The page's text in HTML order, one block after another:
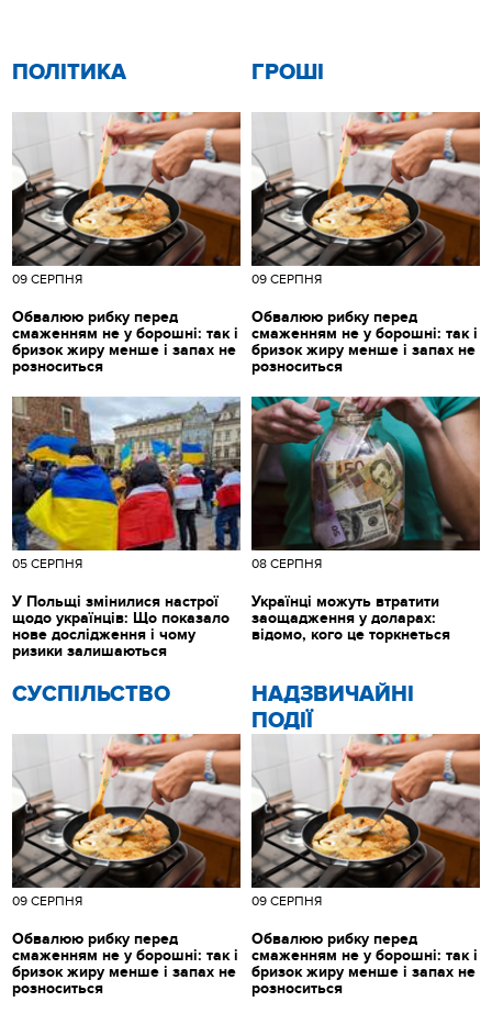
ПОЛІТИКА
09 СЕРПНЯ
Обвалюю рибку перед
смаженням не у борошні: так і
бризок жиру менше і запах не
розноситься
ГРОШІ
09 СЕРПНЯ
Обвалюю рибку перед
смаженням не у борошні: так і
бризок жиру менше і запах не
розноситься
CУСПІЛЬСТВО
09 СЕРПНЯ
Обвалюю рибку перед
смаженням не у борошні: так і
бризок жиру менше і запах не
розноситься
НАДЗВИЧАЙНІ
ПОДІЇ
09 СЕРПНЯ
Обвалюю рибку перед
смаженням не у борошні: так і
бризок жиру менше і запах не
розноситься
05 СЕРПНЯ
У Польщі змінилися настрої
щодо українців: Що показало
нове дослідження і чому
ризики залишаються
08 СЕРПНЯ
Українці можуть втратити
заощадження у доларах:
відомо, кого це торкнеться